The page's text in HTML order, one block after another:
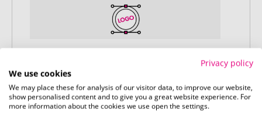
Upload Ihres Logos oder Motivs
Laden Sie auf unserer
Bestellabschlussseite (Checkout) Ihr Logo
Privacy policy
We use cookies
We may place these for analysis of our visitor data, to improve our website,
show personalised content and to give you a great website experience. For
more information about the cookies we use open the settings.